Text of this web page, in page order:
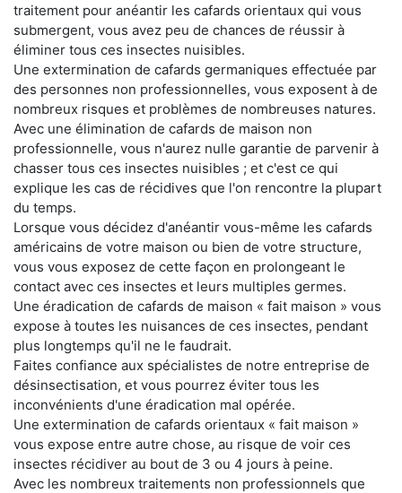
traitement pour anéantir les cafards orientaux qui vous
submergent, vous avez peu de chances de réussir à
éliminer tous ces insectes nuisibles.
Une extermination de cafards germaniques effectuée par
des personnes non professionnelles, vous exposent à de
nombreux risques et problèmes de nombreuses natures.
Avec une élimination de cafards de maison non
professionnelle, vous n'aurez nulle garantie de parvenir à
chasser tous ces insectes nuisibles ; et c'est ce qui
explique les cas de récidives que l'on rencontre la plupart
du temps.
Lorsque vous décidez d'anéantir vous-même les cafards
américains de votre maison ou bien de votre structure,
vous vous exposez de cette façon en prolongeant le
contact avec ces insectes et leurs multiples germes.
Une éradication de cafards de maison « fait maison » vous
expose à toutes les nuisances de ces insectes, pendant
plus longtemps qu'il ne le faudrait.
Faites confiance aux spécialistes de notre entreprise de
désinsectisation, et vous pourrez éviter tous les
inconvénients d'une éradication mal opérée.
Une extermination de cafards orientaux « fait maison »
vous expose entre autre chose, au risque de voir ces
insectes récidiver au bout de 3 ou 4 jours à peine.
Avec les nombreux traitements non professionnels que